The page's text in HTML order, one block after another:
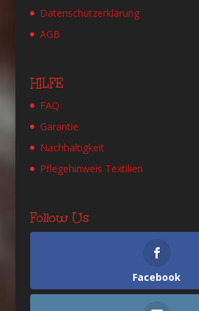
Datenschutzerklärung
AGB
HILFE
FAQ
Garantie
Nachhaltigkeit
Pflegehinweis Textilien
Follow Us
Facebook